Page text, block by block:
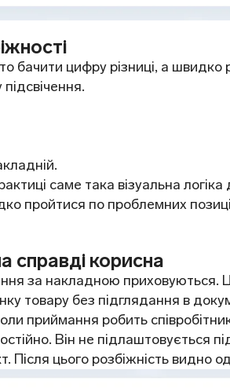
бачити цифру різниці, а швидко
саме така візуальна
пройтися по проблемних
справді корисна
за накладною приховуються.
товару без підглядання в
приймання робить
Він не підлаштовується
Після цього розбіжність видно